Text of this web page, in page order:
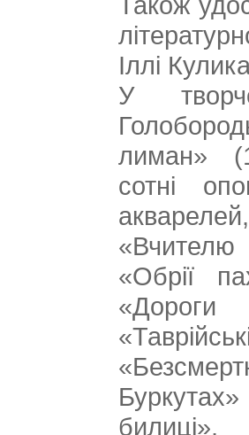
Іллі
У
лиман»
сотні
«Обрії